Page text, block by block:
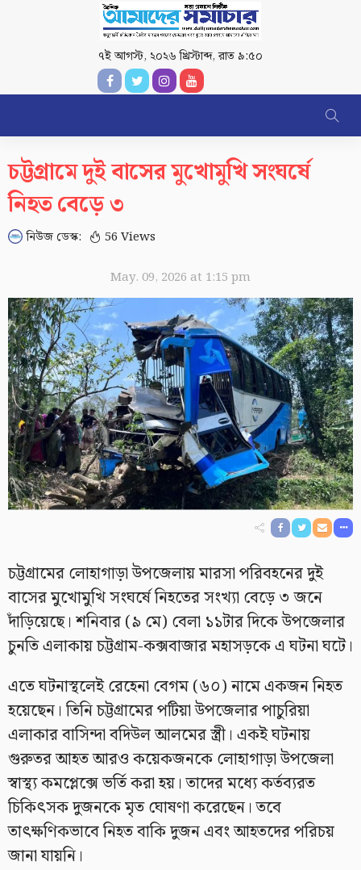
৭ই আগস্ট, ২০২৬ খ্রিস্টাব্দ,রাত ৯:৫০
চট্টগ্রামে দুই বাসের মুখোমুখি সংঘর্ষে
নিহত বেড়ে ৩
নিউজ ডেস্ক: 56 Views
May. 09, 2026 at 1:15 pm
চট্টগ্রামের লোহাগাড়া উপজেলায় মারসা পরিবহনের দুই
বাসের মুখোমুখি সংঘর্ষে নিহতের সংখ্যা বেড়ে ৩ জনে
দাঁড়িয়েছে। শনিবার (৯ মে) বেলা ১১টার দিকে উপজেলার
চুনতি এলাকায় চট্টগ্রাম-কক্সবাজার মহাসড়কে এ ঘটনা ঘটে।
এতে ঘটনাস্থলেই রেহেনা বেগম (৬০) নামে একজন নিহত
হয়েছেন। তিনি চট্টগ্রামের পটিয়া উপজেলার পাচুরিয়া
এলাকার বাসিন্দা বদিউল আলমের স্ত্রী। একই ঘটনায়
গুরুতর আহত আরও কয়েকজনকে লোহাগাড়া উপজেলা
স্বাস্থ্য কমপ্লেক্সে ভর্তি করা হয়। তাদের মধ্যে কর্তব্যরত
চিকিৎসক দুজনকে মৃত ঘোষণা করেছেন। তবে
তাৎক্ষণিকভাবে নিহত বাকি দুজন এবং আহতদের পরিচয়
জানা যায়নি।